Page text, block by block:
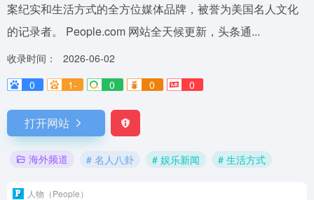
案纪实和生活方式的全方位媒体品牌，被誉为美国名人文化
的记录者。 People.com 网站全天候更新，头条通...
收录时间：
2026-06-02
0
1- 0 0 0
打开网站
海外频道 # 名人八卦 # 娱乐新闻 # 生活方式
人物（People）